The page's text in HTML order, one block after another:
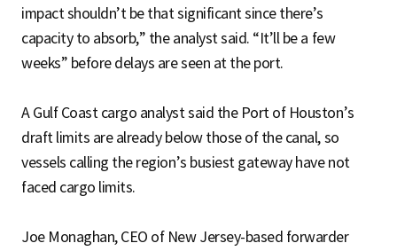
impact shouldn’t be that significant since there’s
capacity to absorb,” the analyst said. “It’ll be a few
weeks” before delays are seen at the port.
A Gulf Coast cargo analyst said the Port of Houston’s
draft limits are already below those of the canal, so
vessels calling the region’s busiest gateway have not
faced cargo limits.
Joe Monaghan, CEO of New Jersey-based forwarder